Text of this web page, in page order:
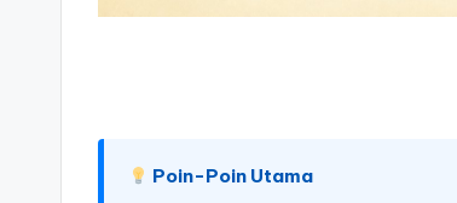
Poin-Poin Utama